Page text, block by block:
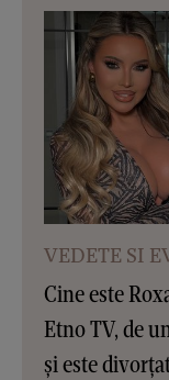
VEDETE SI
Cine este
Etno TV, de
și este